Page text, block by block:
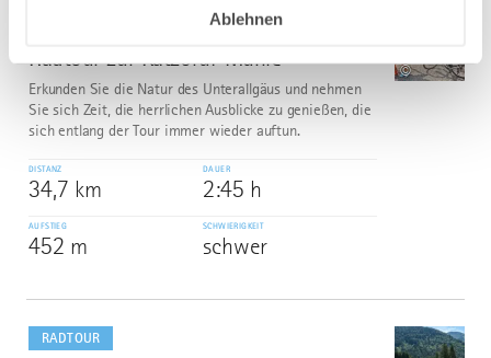
Ablehnen
Radtour zur Katzbrui-Mühle
©
Erkunden Sie die Natur des Unterallgäus und nehmen
Sie sich Zeit, die herrlichen Ausblicke zu genießen, die
sich entlang der Tour immer wieder auftun.
DISTANZ
34,7 km
DAUER
2:45 h
AUFSTIEG
452 m
SCHWIERIGKEIT
schwer
RADTOUR
dazu